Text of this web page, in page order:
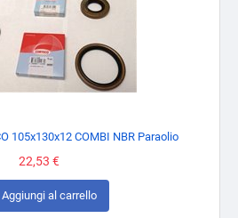
105x130x12 COMBI NBR Paraolio
Prezzo
22,53 €
Aggiungi al carrello